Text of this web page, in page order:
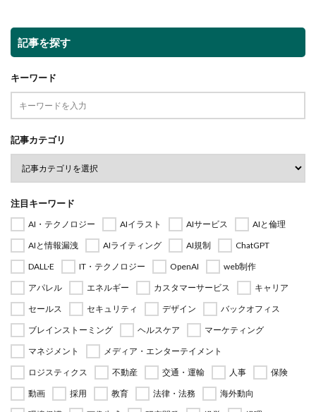
記事を探す
キーワード
記事カテゴリ
注目キーワード
AI・テクノロジー AIイラスト AIサービス
AIと倫理
AIと情報漏洩
AIライティング AI規制
ChatGPT
DALL·E
IT・テクノロジー OpenAI
web制作
アパレル
エネルギー カスタマーサービス
キャリア
セールス
セキュリティ デザイン
バックオフィス
ブレインストーミング
ヘルスケア
マーケティング
マネジメント
メディア・エンターテイメント
ロジスティクス
不動産 交通・運輸 人事
保険
動画
採用 教育 法律・法務
海外動向